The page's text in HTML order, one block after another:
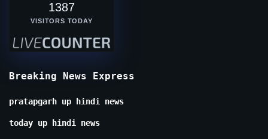
1387
VISITORS TODAY
Breaking News Express
pratapgarh up hindi news
today up hindi news